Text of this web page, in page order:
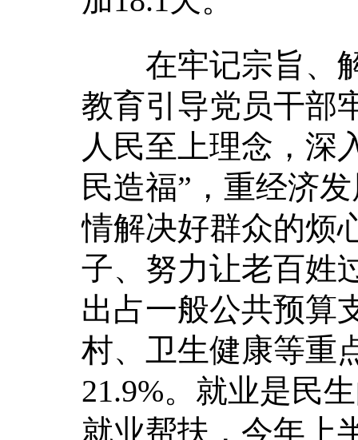
在牢记宗旨、解
教育引导党员干部
人民至上理念，深
民造福”，重经济
情解决好群众的烦
子、努力让老百姓
出占一般公共预算
村、卫生健康等重
21.9%。就业是民
就业帮扶，今年上